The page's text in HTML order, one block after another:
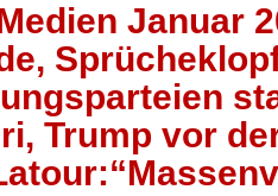
Januar
Trump vor